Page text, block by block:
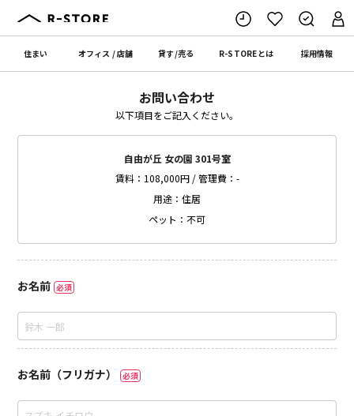
住まい オフィス /店舗 貸す/売る R-STOREとは 採用情報
お問い合わせ
以下項目をご記入ください。
自由が丘 女の園 301号室
賃料：108,000円 / 管理費：-
用途：住居
ペット：不可
お名前 必須
お名前（フリガナ） 必須